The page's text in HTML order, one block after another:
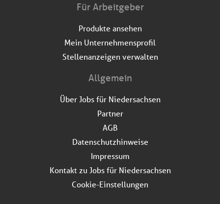
Für Arbeitgeber
Produkte ansehen
Mein Unternehmensprofil
Stellenanzeigen verwalten
Allgemein
Über Jobs für Niedersachsen
Partner
AGB
Datenschutzhinweise
Impressum
Kontakt zu Jobs für Niedersachsen
Cookie-Einstellungen